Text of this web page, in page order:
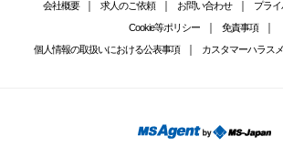
会社概要
求人のご依頼 お問い合わせ
プラ
Cookie等ポリシー
免責事項
個人情報の取扱いにおける公表事項
カスタマーハラス